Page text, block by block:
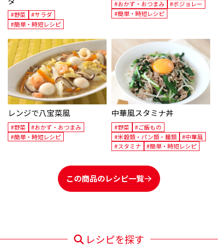
#野菜
#サラダ
#簡単・時短レシピ
#おかず・おつまみ
#ボジョレー
#簡単・時短レシピ
レンジで八宝菜風
#野菜
#おかず・おつまみ
#簡単・時短レシピ
中華風スタミナ丼
#野菜
#ご飯もの
#米穀類・パン類・麺類
#中華風
#スタミナ
#簡単・時短レシピ
この商品のレシピ一覧
レシピを探す